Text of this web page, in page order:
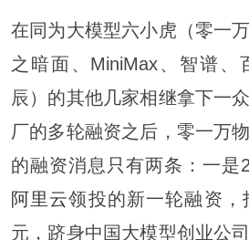
在同为大模型六小虎（零一
之暗面、MiniMax、智谱、
辰）的其他几家相继拿下一
厂的多轮融资之后，零一万
的融资消息只有两条：一是
阿里云领投的新一轮融资，
元，跻身中国大模型创业公